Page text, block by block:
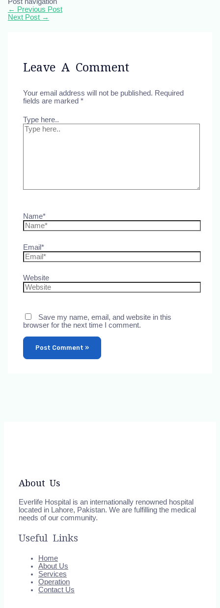
Post navigation
← Previous Post
Next Post →
Leave A Comment
Your email address will not be published. Required
fields are marked*
Type here..
Name*
Email*
Website
Save my name, email, and website in this
browser for the next time I comment.
About Us
Everlife Hospital is an internationally renowned hospital
located in Lahore, Pakistan. We are fulfilling the medical
needs of our community.
Useful Links
Home
About Us
Services
Operation
Contact Us